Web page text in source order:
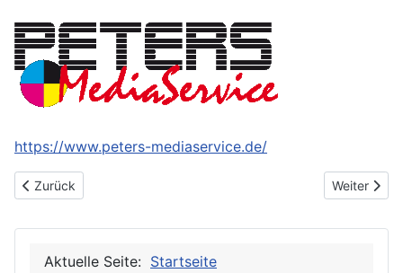
https://www.peters-mediaservice.de/
Vorheriger Beitrag: Restaurant Schlupfwinkel
Zurück Nächster
Weiter
Aktuelle Seite: Startseite